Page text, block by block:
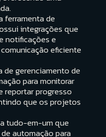
ferramenta de
integrações que
notificações e
eficiente
de gerenciamento de
para monitorar
reportar progresso
que os projetos
tudo-em-um que
automação para